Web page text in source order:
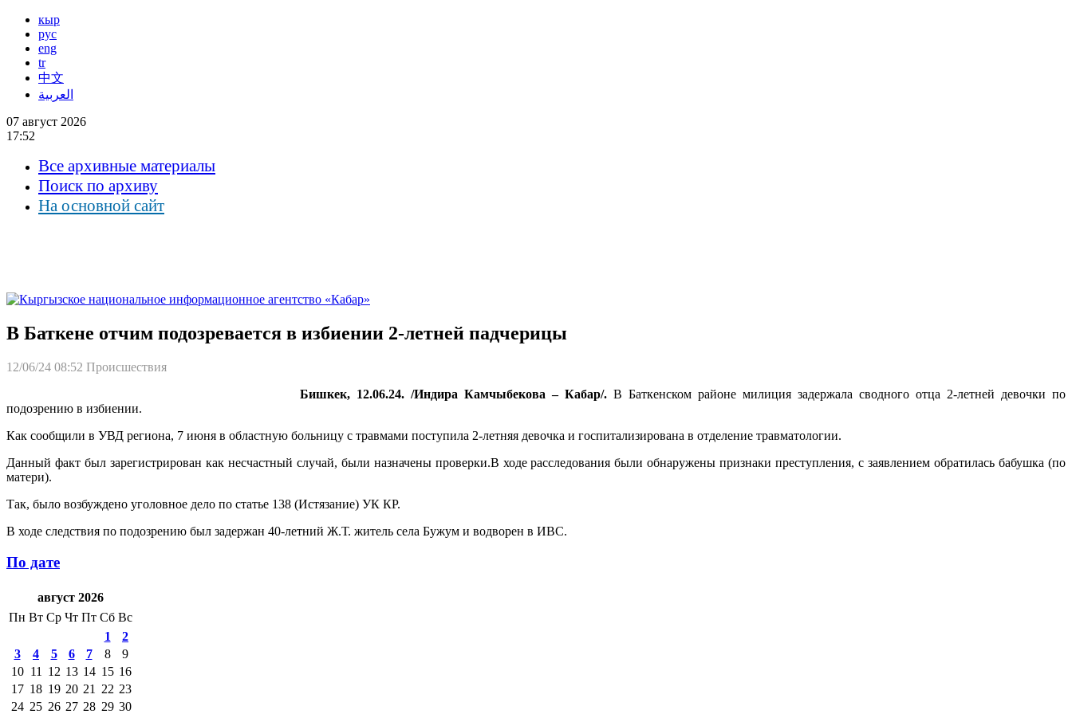
кыр
рус
eng
tr
中文
العربية
07 август 2026
17:52
Все архивные материалы
Поиск по архиву
На основной сайт
В Баткене отчим подозревается в избиении 2-летней падчерицы
12/06/24 08:52 Происшествия
Бишкек, 12.06.24. /Индира Камчыбекова – Кабар/. В Баткенском районе милиция задержала сводного отца 2-летней девочки по
подозрению в избиении.
Как сообщили в УВД региона, 7 июня в областную больницу с травмами поступила 2-летняя девочка и госпитализирована в отделение травматологии.
Данный факт был зарегистрирован как несчастный случай, были назначены проверки.В ходе расследования были обнаружены признаки преступления, с заявлением обратилась бабушка (по
матери).
Так, было возбуждено уголовное дело по статье 138 (Истязание) УК КР.
В ходе следствия по подозрению был задержан 40-летний Ж.Т. житель села Бужум и водворен в ИВС.
По дате
август 2026
Пн Вт Ср Чт Пт Сб Вс
1
2
3
4 5 6 7 8
9
10 11 12 13 14 15 16
17 18 19 20 21 22 23
24 25 26 27 28 29 30